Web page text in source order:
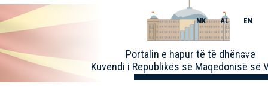
Portalin e hapur të të dhënave
Kuvendi i Republikës së Maqedonisë së
MK AL EN
Toggle